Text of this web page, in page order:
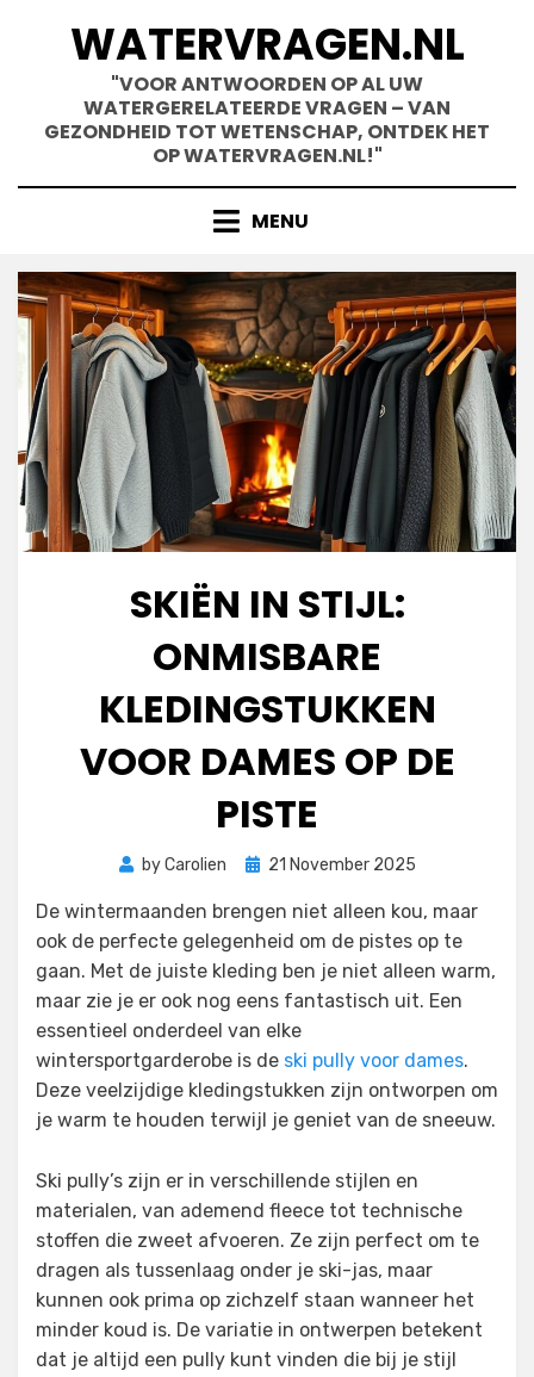
WATERVRAGEN.NL
"VOOR ANTWOORDEN OP AL UW
WATERGERELATEERDE VRAGEN – VAN
GEZONDHEID TOT WETENSCHAP, ONTDEK HET
OP WATERVRAGEN.NL!"
MENU
SKIËN IN STIJL:
ONMISBARE
KLEDINGSTUKKEN
VOOR DAMES OP DE
PISTE
byCarolien
Posted
21 November 2025
De wintermaanden brengen niet alleen kou, maar
ook de perfecte gelegenheid om de pistes op te
gaan. Met de juiste kleding ben je niet alleen warm,
maar zie je er ook nog eens fantastisch uit. Een
essentieel onderdeel van elke
wintersportgarderobe is de ski pully voor dames.
Deze veelzijdige kledingstukken zijn ontworpen om
je warm te houden terwijl je geniet van de sneeuw.
Ski pully’s zijn er in verschillende stijlen en
materialen, van ademend fleece tot technische
stoffen die zweet afvoeren. Ze zijn perfect om te
dragen als tussenlaag onder je ski-jas, maar
kunnen ook prima op zichzelf staan wanneer het
minder koud is. De variatie in ontwerpen betekent
dat je altijd een pully kunt vinden die bij je stijl